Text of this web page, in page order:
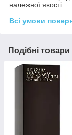
належної якості
Всі умови
Подібні товари